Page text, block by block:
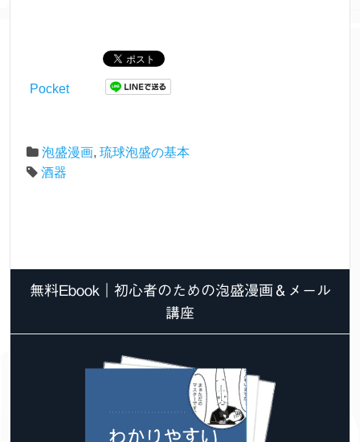
Pocket
泡盛漫画, 琉球泡盛の基本
酒器
無料Ebook｜初心者のための泡盛漫画＆メール
講座